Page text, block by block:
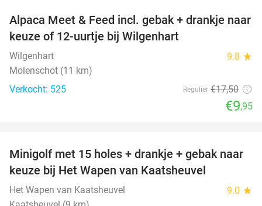
43%
Alpaca Meet & Feed incl. gebak + drankje naar
keuze of 12-uurtje bij Wilgenhart
Wilgenhart 9.8 star
Molenschot (11 km)
Verkocht: 525
Regulier €17,50
€9,95
41%
Minigolf met 15 holes + drankje + gebak naar
keuze bij Het Wapen van Kaatsheuvel
Het Wapen van Kaatsheuvel 9.0 star